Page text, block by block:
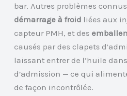
bar. Autres problèmes
démarrage à froid liées aux
capteur PMH, et des
causés par des clapets
laissant entrer de l’huile
d’admission — ce qui
de façon incontrôlée.